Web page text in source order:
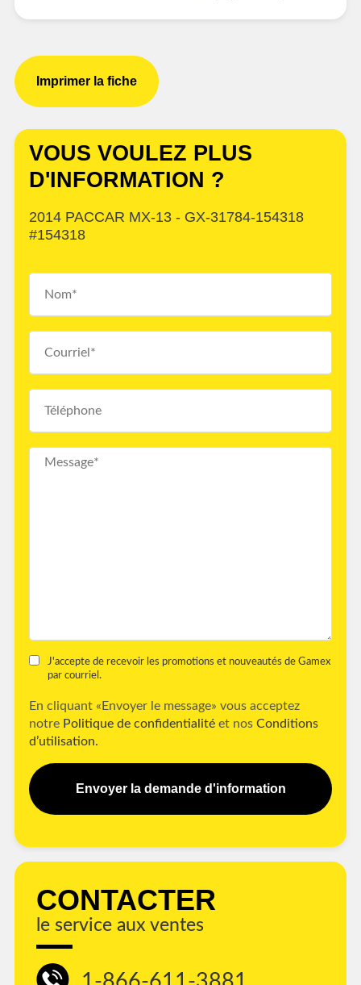
Imprimer la fiche
VOUS VOULEZ PLUS
D'INFORMATION ?
2014 PACCAR MX-13 - GX-31784-154318
#154318
J'accepte de recevoir les promotions et nouveautés de Gamex
par courriel.
En cliquant «Envoyer le message» vous acceptez
notre Politique de confidentialité et nos Conditions
d’utilisation.
Envoyer la demande d'information
CONTACTER
le service aux ventes